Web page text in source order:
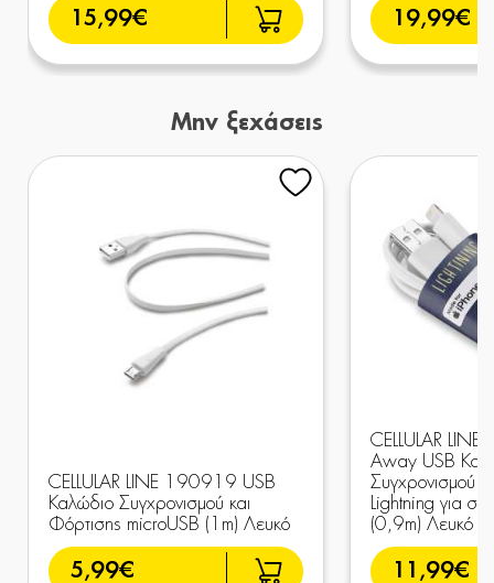
15,99€ 19,99€
Μην ξεχάσεις
CELLULAR LINE 190919 USB
Καλώδιο Συγχρονισμού και
Φόρτισης microUSB (1m) Λευκό
5,99€
CELLULAR
Away USB
Συγχρονισμού
Lightning για
(0,9m) Λευκό
11,99€